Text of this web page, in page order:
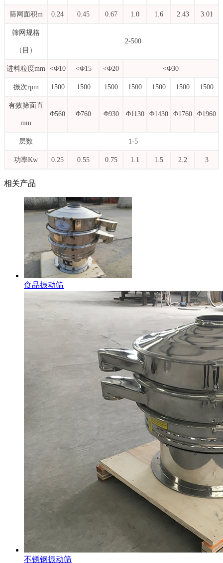
筛网面积m 0.24 0.45 0.67 1.0 1.6 2.43 3.01
筛网规格
（目）
2-500
进料粒度mm <Φ10 <Φ15 <Φ20 <Φ30
振次rpm 1500 1500 1500 1500 1500 1500 1500
有效筛面直
mm
Φ560 Φ760 Φ930 Φ1130 Φ1430 Φ1760 Φ1960
层数 1-5
功率Kw 0.25 0.55 0.75 1.1 1.5 2.2 3
相关产品
食品振动筛
不锈钢振动筛